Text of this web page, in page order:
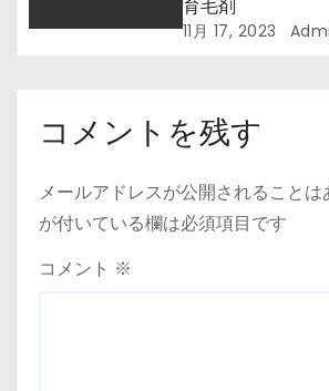
育毛剤
11月 17, 2023
コメントを残す
メールアドレスが公開されることは
が付いている欄は必須項目です
コメント ※